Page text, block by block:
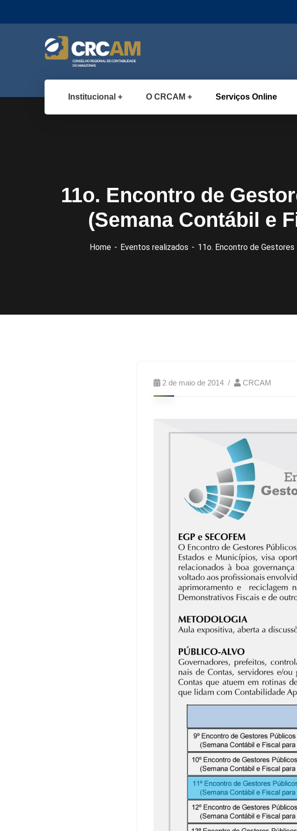
Institucional O CRCAM Serviços Online
11o. Encontro de
(Semana Contábil e
Home Eventos realizados 11o. Encontro de Gestores
2 de maio de 2014 CRCAM